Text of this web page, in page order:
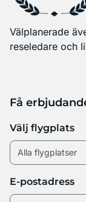
Välplanerade
reseledare och
Få
Välj flygplats
E-postadress